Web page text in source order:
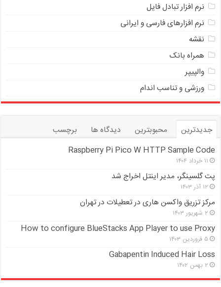
ﻧﺮﻡ ﺍﻓﺰﺍﺭ ﺗﺒﺎﺩﻝ ﻓﺎﻳﻞ
نرم افزارهای فارسی و ایرانی
نقشه
همراه بانک
والپیپر
ورزشی و تناسب اندام
جدیدترین محبوبترین دیدگاه ها
برچسب
Raspberry Pi Pico W HTTP Sample Code
۱۱ خرداد ۱۴۰۴
پت گلسینگر، مدیر اینتل اخراج شد
۱۲ آذر ۱۴۰۳
مرکز تزریق واکسن هاری در تعطیلات در تهران
۲ شهریور ۱۴۰۳
How to configure BlueStacks App Player to use Proxy
۵ فروردین ۱۴۰۳
Gabapentin Induced Hair Loss
۲ بهمن ۱۴۰۲